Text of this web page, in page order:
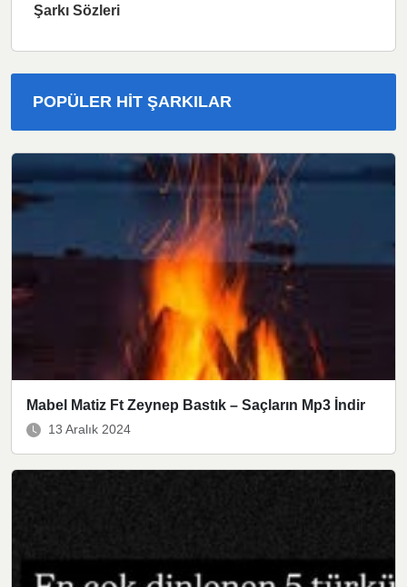
Şarkı Sözleri
POPÜLER HIT ŞARKILAR
Mabel Matiz Ft Zeynep Bastık – Saçların Mp3 İndir
13 Aralık 2024